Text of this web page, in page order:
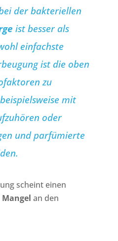
der bakteriellen
ist besser als
einfachste
ist die oben
zu
mit
oder
und parfümierte
scheint einen
Mangel an den